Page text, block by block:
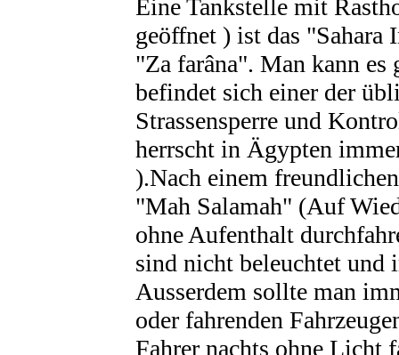
Eine Tankstelle mit
geöffnet ) ist das "Sahara
"Za farâna". Man kann
befindet sich einer der
Strassensperre und
herrscht in Ägypten
).Nach einem
"Mah Salamah" (Auf
ohne Aufenthalt
sind nicht beleuchtet und
Ausserdem sollte man
oder fahrenden
Fahrer nachts ohne Licht